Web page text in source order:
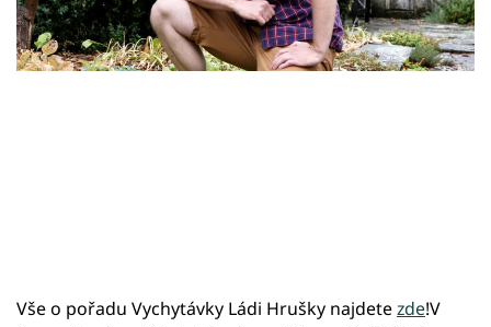
Přihlášení
Vše o pořadu Vychytávky Ládi Hrušky najdetezde!V